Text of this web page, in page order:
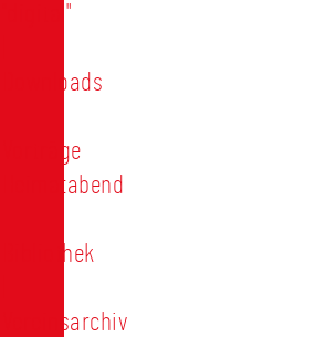
"digital"
Downloads
Vorträge
Heimatabend
Bibliothek
Vereinsarchiv